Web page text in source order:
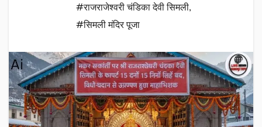
#राजराजेश्वरी चंडिका देवी सिमली,
#सिमली मंदिर पूजा